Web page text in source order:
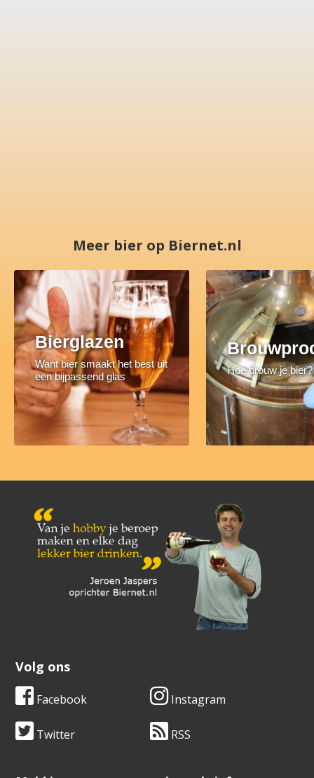
Meer bier op Biernet.nl
Bierglazen
Want bier smaakt het best uit
een bijpassend glas
Hoe brouw je bier?
Volg ons
Facebook Instagram
Twitter RSS